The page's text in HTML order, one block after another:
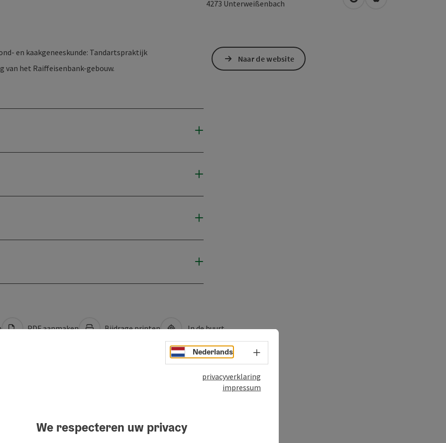
4273 Unterweißenbach Openen in Google Maps
Openen in Apple
en kaakgeneeskunde: Tandartspraktijk
van het Raiffeisenbank-gebouw.
Naar de website
PDF aanmaken Bijdrage printen In de buurt
Nederlands Taalkeuze - menu openen
privacyverklaring
impressum
We respecteren uw privacy